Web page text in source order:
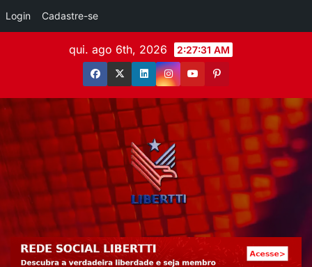
Login Cadastre-se
qui. ago 6th, 2026 2:27:32 AM